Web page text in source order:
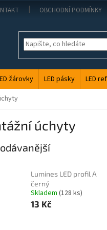
OBCHODNÍ PODMÍNKY
žárovky LED pásky LED
úchyty
Lumines LED profil A
černý
Skladem (128 ks)
13 Kč